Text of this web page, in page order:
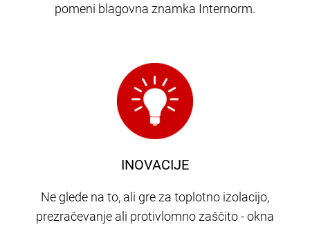
pomeni blagovna znamka Internorm.
INOVACIJE
Ne glede na to, ali gre za toplotno izolacijo,
prezračevanje ali protivlomno zaščito - okna